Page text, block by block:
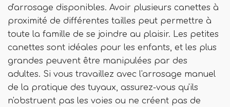
d'arrosage disponibles. Avoir plusieurs canettes à
proximité de différentes tailles peut permettre à
toute la famille de se joindre au plaisir. Les petites
canettes sont idéales pour les enfants, et les plus
grandes peuvent être manipulées par des
adultes. Si vous travaillez avec l'arrosage manuel
de la pratique des tuyaux, assurez-vous qu'ils
n'obstruent pas les voies ou ne créent pas de